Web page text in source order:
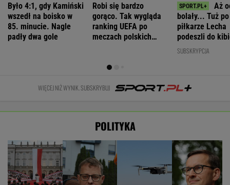
Było 4:1, gdy Kamiński
wszedł na boisko w
85. minucie. Nagle
padły dwa gole
Robi się bardzo
gorąco. Tak wygląda
ranking UEFA po
meczach polskich
Aż
bolały... Tuż
piłkarze Lecha
podeszli do
"Słuchajcie!"
SUBSKRYPCJA
WIĘCEJ NIŻ WYNIK. SUBSKRYBUJ
POLITYKA